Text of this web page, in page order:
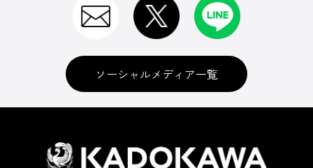
ソーシャルメディア一覧